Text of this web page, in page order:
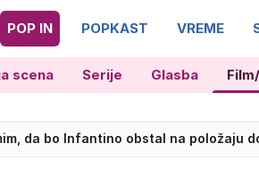
POP IN POPKAST VREME
scena Serije Glasba
da bo Infantino obstal na položaju